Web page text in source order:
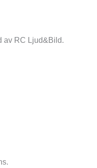
av RC Ljud&Bild.